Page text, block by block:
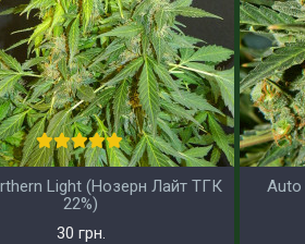
Light (Нозерн Лайт ТГК
22%)
30 грн.
Auto